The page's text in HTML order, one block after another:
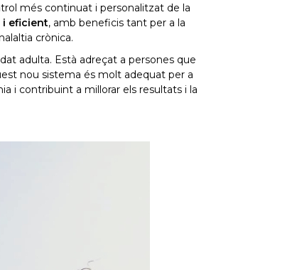
més continuat i personalitzat de la
i eficient, amb beneficis tant per a la
crònica.
adulta. Està adreçat a persones que
nou sistema és molt adequat per a
i contribuint a millorar els resultats i la